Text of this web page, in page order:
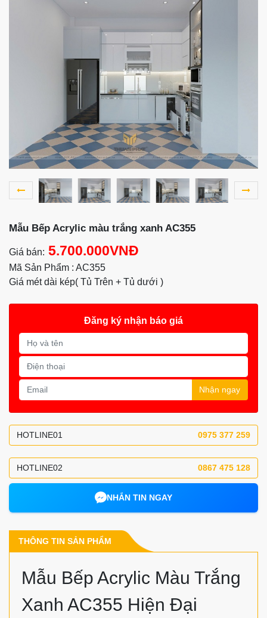
Mẫu Bếp Acrylic màu trắng xanh AC355
Giá bán: 5.700.000VNĐ
Mã Sản Phẩm : AC355
Giá mét dài kép( Tủ Trên + Tủ dưới )
Đăng ký nhận báo giá
Nhận ngay
HOTLINE01 0975 377 259
HOTLINE02 0867 475 128
NHẮN TIN NGAY
THÔNG TIN SẢN PHẨM
Mẫu Bếp Acrylic Màu Trắng
Xanh AC355 Hiện Đại